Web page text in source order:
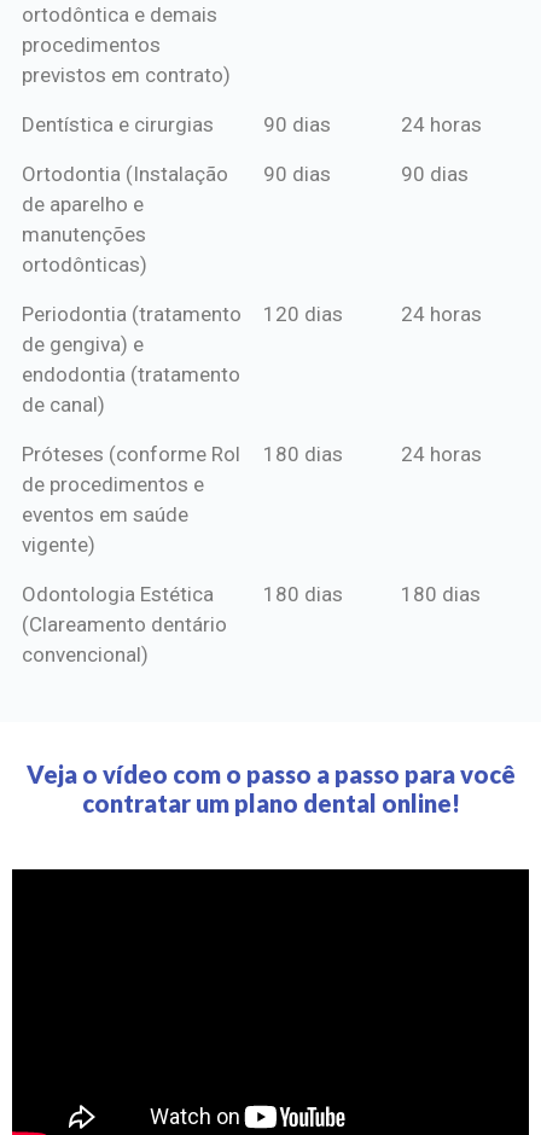
ortodôntica e demais
procedimentos
previstos em contrato)
Dentística e cirurgias 90 dias 24 horas
Ortodontia (Instalação
de aparelho e
manutenções
ortodônticas)
90 dias 90 dias
Periodontia (tratamento
de gengiva) e
endodontia (tratamento
de canal)
120 dias 24 horas
Próteses (conforme Rol
de procedimentos e
eventos em saúde
vigente)
180 dias 24 horas
Odontologia Estética
(Clareamento dentário
convencional)
180 dias 180 dias
Veja o vídeo com o passo a passo para você
contratar um plano dental online!